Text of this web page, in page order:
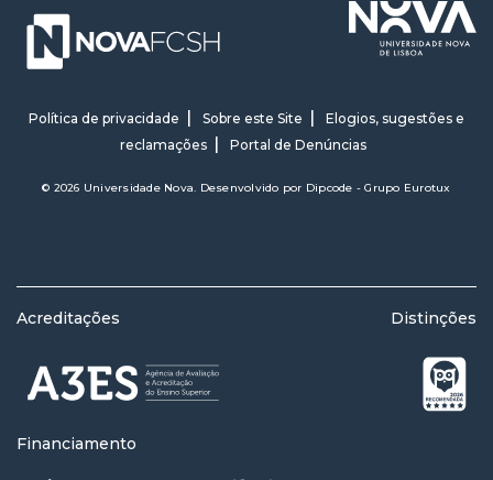
Política de privacidade Sobre este Site
Elogios, sugestões e
reclamações
Portal de Denúncias
© 2026 Universidade Nova. Desenvolvido por Dipcode - Grupo Eurotux
Acreditações Distinções
Financiamento